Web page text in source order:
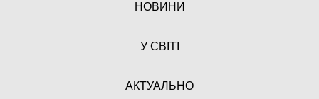
НОВИНИ
У СВІТІ
АКТУАЛЬНО